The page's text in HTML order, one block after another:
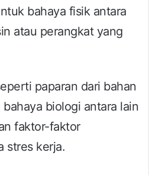
bahaya fisik antara
atau perangkat yang
paparan dari bahan
biologi antara lain
faktor-faktor
stres kerja.